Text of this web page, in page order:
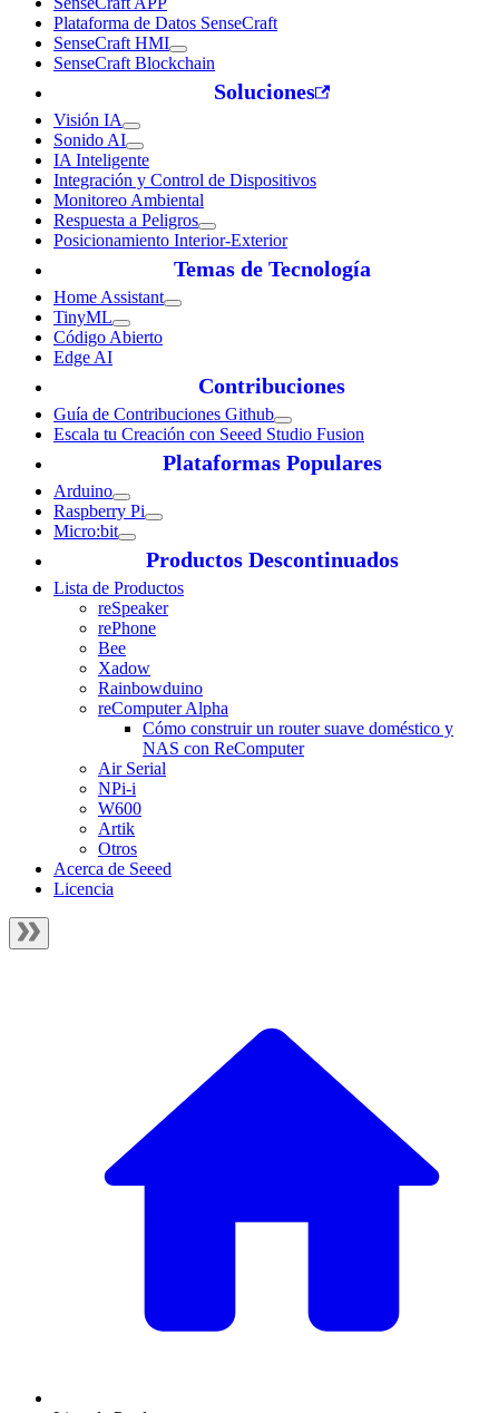
Plataforma de Datos SenseCraft
SenseCraft HMI
SenseCraft Blockchain
Soluciones
Visión IA
Sonido AI
IA Inteligente
Integración y Control de Dispositivos
Monitoreo Ambiental
Respuesta a Peligros
Posicionamiento Interior-Exterior
Temas de Tecnología
Home Assistant
TinyML
Código Abierto
Edge AI
Contribuciones
Guía de Contribuciones Github
Escala tu Creación con Seeed Studio Fusion
Plataformas Populares
Arduino
Raspberry Pi
Micro:bit
Productos Descontinuados
Lista de Productos
reSpeaker
rePhone
Bee
Xadow
Rainbowduino
reComputer Alpha
Cómo construir un router suave doméstico y
NAS con ReComputer
Air Serial
NPi-i
W600
Artik
Otros
Acerca de Seeed
Licencia